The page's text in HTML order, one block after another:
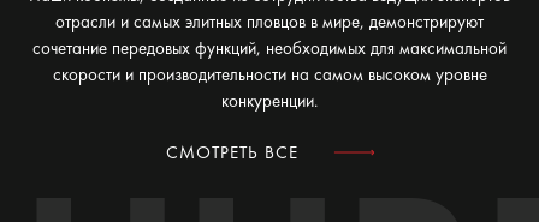
отрасли и самых элитных пловцов в мире, демонстрируют
сочетание передовых функций, необходимых для максимальной
скорости и производительности на самом высоком уровне
конкуренции.
СМОТРЕТЬ ВСЕ